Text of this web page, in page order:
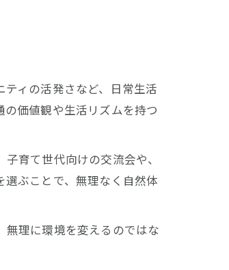
ィの活発さなど、日常生活
価値観や生活リズムを持つ
育て世代向けの交流会や、
ぶことで、無理なく自然体
無理に環境を変えるのではな